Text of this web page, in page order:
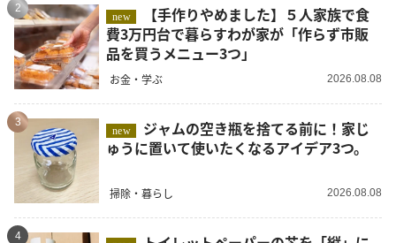
2
new
費3万円台で暮らすわが家が「作らず市販
品を買うメニュー3つ」
お金・学ぶ 2026.08.08
3
new
ゅうに置いて使いたくなるアイデア3つ。
掃除・暮らし 2026.08.08
4